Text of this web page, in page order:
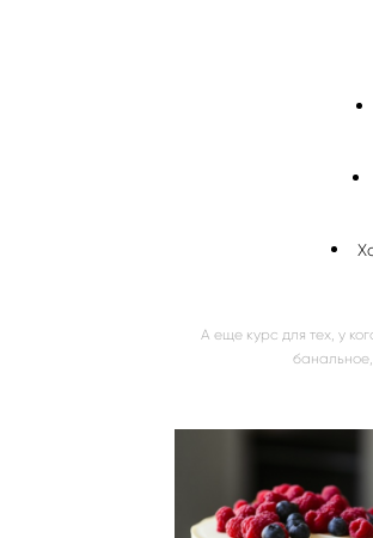
А еще курс для тех, у
банальное,